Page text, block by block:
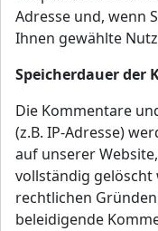
Adresse und, wenn
Ihnen gewählte
Speicherdauer der
Die Kommentare
(z.B. IP-Adresse)
auf unserer
vollständig gelöscht
rechtlichen
beleidigende